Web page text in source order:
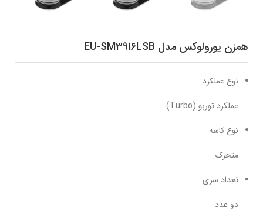
همزن یورولوکس مدل EU-SM3916LSB
نوع عملکرد
عملکرد توربو (Turbo)
نوع کاسه
متحرک
تعداد سری
دو عدد